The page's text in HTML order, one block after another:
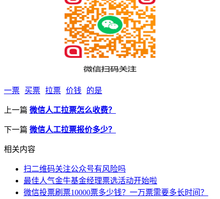
一票 买票 拉票 价钱 的是
上一篇 微信人工拉票怎么收费？
下一篇 微信人工拉票报价多少？
相关内容
扫二维码关注公众号有风险吗
最佳人气金牛基金经理票选活动开始啦
微信投票刷票10000票多少钱？一万票需要多长时间？